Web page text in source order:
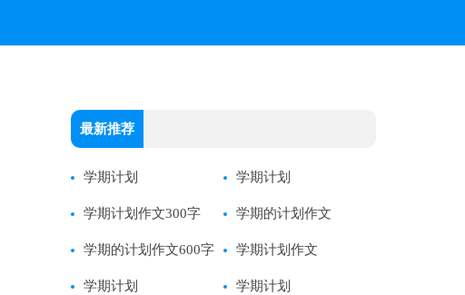
最新推荐
学期计划 学期计划
学期计划作文300字 学期的计划作文
学期的计划作文600字 学期计划作文
学期计划 学期计划